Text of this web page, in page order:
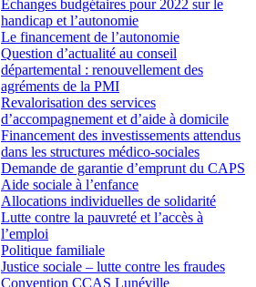
Échanges budgétaires pour 2022 sur le
handicap et l’autonomie
Le financement de l’autonomie
Question d’actualité au conseil
départemental : renouvellement des
agréments de la PMI
Revalorisation des services
d’accompagnement et d’aide à domicile
Financement des investissements attendus
dans les structures médico-sociales
Demande de garantie d’emprunt du CAPS
Aide sociale à l’enfance
Allocations individuelles de solidarité
Lutte contre la pauvreté et l’accès à
l’emploi
Politique familiale
Justice sociale – lutte contre les fraudes
Convention CCAS Lunéville